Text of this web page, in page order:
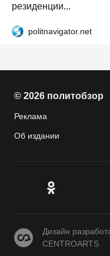
резиденции...
politnavigator.net
© 2026 политобзор
Реклама
Об издании
CENTROARTS